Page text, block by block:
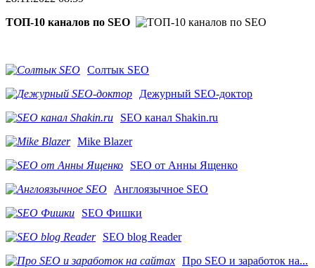
ТОП-10 каналов по SEO
Солтык SEO
Дежурный SEO-доктор
SEO канал Shakin.ru
Mike Blazer
SEO от Анны Ященко
Англоязычное SEO
SEO Фишки
SEO blog Reader
Про SEO и заработок на...